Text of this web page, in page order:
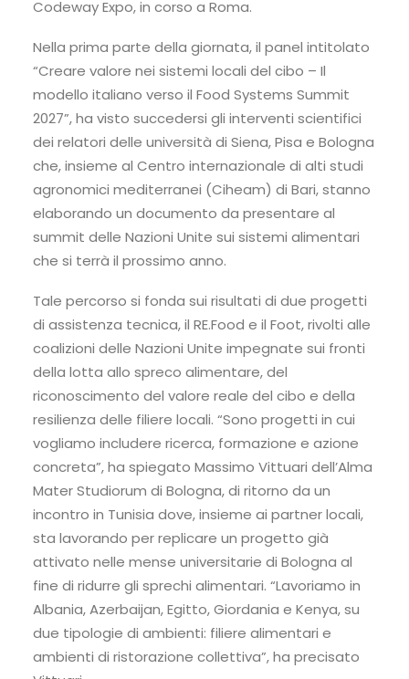
Codeway Expo, in corso a Roma.
Nella prima parte della giornata, il panel intitolato
“Creare valore nei sistemi locali del cibo – Il
modello italiano verso il Food Systems Summit
2027”, ha visto succedersi gli interventi scientifici
dei relatori delle università di Siena, Pisa e Bologna
che, insieme al Centro internazionale di alti studi
agronomici mediterranei (Ciheam) di Bari, stanno
elaborando un documento da presentare al
summit delle Nazioni Unite sui sistemi alimentari
che si terrà il prossimo anno.
Tale percorso si fonda sui risultati di due progetti
di assistenza tecnica, il RE.Food e il Foot, rivolti alle
coalizioni delle Nazioni Unite impegnate sui fronti
della lotta allo spreco alimentare, del
riconoscimento del valore reale del cibo e della
resilienza delle filiere locali. “Sono progetti in cui
vogliamo includere ricerca, formazione e azione
concreta”, ha spiegato Massimo Vittuari dell’Alma
Mater Studiorum di Bologna, di ritorno da un
incontro in Tunisia dove, insieme ai partner locali,
sta lavorando per replicare un progetto già
attivato nelle mense universitarie di Bologna al
fine di ridurre gli sprechi alimentari. “Lavoriamo in
Albania, Azerbaijan, Egitto, Giordania e Kenya, su
due tipologie di ambienti: filiere alimentari e
ambienti di ristorazione collettiva”, ha precisato